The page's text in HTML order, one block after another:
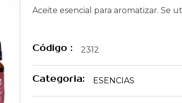
Aceite esencial para aromatizar. Se
Código : 2312
Categoria: ESENCIAS